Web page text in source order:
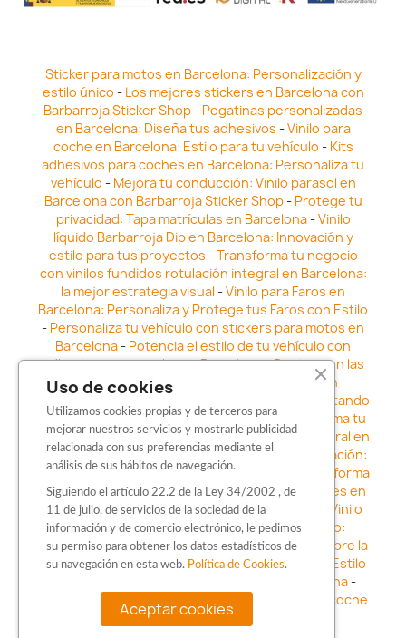
Sticker para motos en Barcelona: Personalización y
estilo único - Los mejores stickers en Barcelona con
Barbarroja Sticker Shop- Pegatinas personalizadas
en Barcelona: Diseña tus adhesivos -Vinilo para
coche en Barcelona: Estilo para tu vehículo - Kits
adhesivos para coches en Barcelona: Personaliza tu
vehículo - Mejora tu conducción: Vinilo parasol en
Barcelona con Barbarroja Sticker Shop- Protege tu
privacidad: Tapa matrículas en Barcelona-Vinilo
líquido Barbarroja Dip en Barcelona: Innovación y
estilo para tus proyectos -Transforma tu negocio
con vinilos fundidos rotulación integral en Barcelona:
la mejor estrategia visual -Vinilo para Faros en
Barcelona: Personaliza y Protege tus Faros con Estilo
- Personaliza tu vehículo con stickers para motos en
Barcelona- Potencia el estilo de tu vehículo con
adhesivos para coche en Barcelona-Destaca en las
calles: Los Mejores stickers para coches en
Vinilo para faros en Barcelona: Resaltando
la Estética y Seguridad del Automóvil- Transforma tu
vehículo con los vinilos fundidos rotulación integral en
Barcelona-Explora la Innovación en Personalización:
Vinilo líquido barbarroja dip en Barcelona
Transforma
tu vehículo con estilo: Kits adhesivos para coches en
Barcelona-Personaliza tu vehículo con estilo: Vinilo
para coche en Barcelona-Destaca con Estilo:
Pegatinas personalizadas en Barcelona -Descubre la
distinción: Los Mejores stickers en Barcelona
Estilo
en movimiento: Sticker para motos en Barcelona-
Personalización sobre ruedas: Adhesivos para coche
en Barcelona
Uso de cookies
Utilizamos cookies propias y de terceros para
mejorar nuestros servicios y mostrarle publicidad
relacionada con sus preferencias mediante el
análisis de sus hábitos de navegación.
Siguiendo el artículo 22.2 de la Ley 34/2002 , de
11 de julio, de servicios de la sociedad de la
información y de comercio electrónico, le pedimos
su permiso para obtener los datos estadísticos de
su navegación en esta web. Política de Cookies.
Aceptar cookies